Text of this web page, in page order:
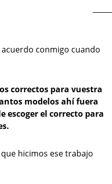
conmigo cuando
correctos para vuestra
modelos ahí fuera
escoger el correcto para
hicimos ese trabajo